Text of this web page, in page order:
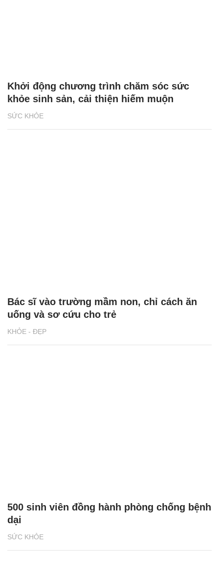
SỨC KHỎE
Khởi động chương trình chăm sóc sức
khỏe sinh sản, cải thiện hiếm muộn
KHỎE - ĐẸP
Bác sĩ vào trường mầm non, chỉ cách ăn
uống và sơ cứu cho trẻ
SỨC KHỎE
500 sinh viên đồng hành phòng chống bệnh
dại